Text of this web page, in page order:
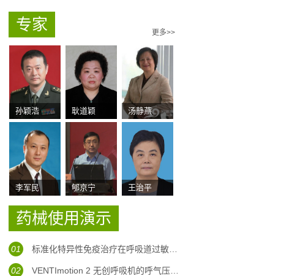
专家 更多>>
孙颖浩 耿道颖 汤静燕
李军民 郇京宁 王治平
药械使用演示
01 标准化特异性免疫治疗在呼吸道过敏性疾病中的应用
02 VENTImotion 2 无创呼吸机的呼气压力坡度调整